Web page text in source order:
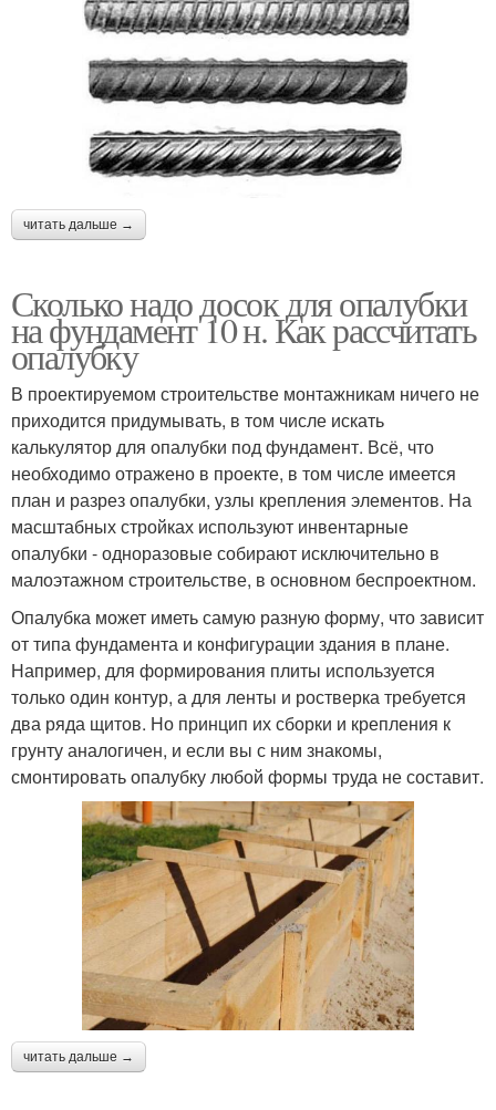
читать дальше →
Сколько надо досок для опалубки
на фундамент 10 н. Как рассчитать
опалубку
В проектируемом строительстве монтажникам ничего не
приходится придумывать, в том числе искать
калькулятор для опалубки под фундамент. Всё, что
необходимо отражено в проекте, в том числе имеется
план и разрез опалубки, узлы крепления элементов. На
масштабных стройках используют инвентарные
опалубки - одноразовые собирают исключительно в
малоэтажном строительстве, в основном беспроектном.
Опалубка может иметь самую разную форму, что зависит
от типа фундамента и конфигурации здания в плане.
Например, для формирования плиты используется
только один контур, а для ленты и ростверка требуется
два ряда щитов. Но принцип их сборки и крепления к
грунту аналогичен, и если вы с ним знакомы,
смонтировать опалубку любой формы труда не составит.
читать дальше →